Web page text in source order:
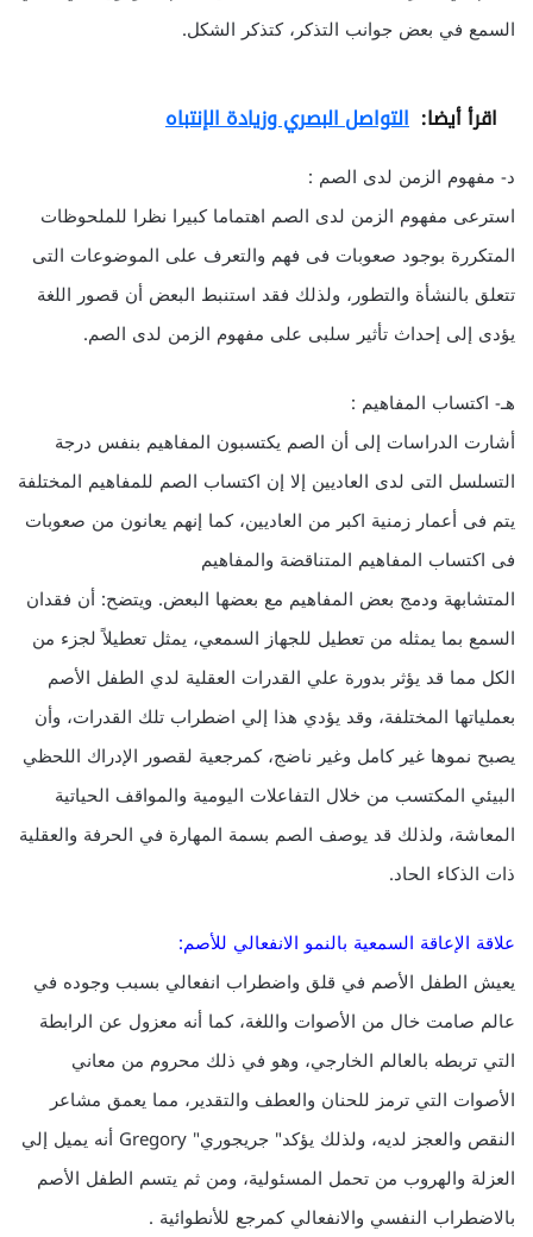
السمع في بعض جوانب التذكر، كتذكر الشكل.
اقرأ أيضا: التواصل البصري وزيادة الإنتباه
د- مفهوم الزمن لدى الصم :
استرعى مفهوم الزمن لدى الصم اهتماما كبيرا نظرا للملحوظات
المتكررة بوجود صعوبات فى فهم والتعرف على الموضوعات التى
تتعلق بالنشأة والتطور، ولذلك فقد استنبط البعض أن قصور اللغة
يؤدى إلى إحداث تأثير سلبى على مفهوم الزمن لدى الصم.
هـ- اكتساب المفاهيم :
أشارت الدراسات إلى أن الصم يكتسبون المفاهيم بنفس درجة
التسلسل التى لدى العاديين إلا إن اكتساب الصم للمفاهيم المختلفة
يتم فى أعمار زمنية اكبر من العاديين، كما إنهم يعانون من صعوبات
فى اكتساب المفاهيم المتناقضة والمفاهيم
المتشابهة ودمج بعض المفاهيم مع بعضها البعض. ويتضح: أن فقدان
السمع بما يمثله من تعطيل للجهاز السمعي، يمثل تعطيلاً لجزء من
الكل مما قد يؤثر بدورة علي القدرات العقلية لدي الطفل الأصم
بعملياتها المختلفة، وقد يؤدي هذا إلي اضطراب تلك القدرات، وأن
يصبح نموها غير كامل وغير ناضج، كمرجعية لقصور الإدراك اللحظي
البيئي المكتسب من خلال التفاعلات اليومية والمواقف الحياتية
المعاشة، ولذلك قد يوصف الصم بسمة المهارة في الحرفة والعقلية
ذات الذكاء الحاد.
علاقة الإعاقة السمعية بالنمو الانفعالي للأصم:
يعيش الطفل الأصم في قلق واضطراب انفعالي بسبب وجوده في
عالم صامت خال من الأصوات واللغة، كما أنه معزول عن الرابطة
التي تربطه بالعالم الخارجي، وهو في ذلك محروم من معاني
الأصوات التي ترمز للحنان والعطف والتقدير، مما يعمق مشاعر
النقص والعجز لديه، ولذلك يؤكد" جريجوري" Gregory أنه يميل إلي
العزلة والهروب من تحمل المسئولية، ومن ثم يتسم الطفل الأصم
بالاضطراب النفسي والانفعالي كمرجع للأنطوائية .